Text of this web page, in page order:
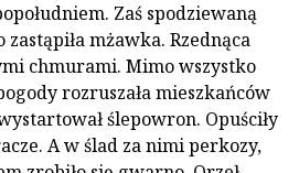
Zaś spodziewaną
mżawka. Rzednąca
chmurami. Mimo wszystko
rozruszała mieszkańców
ślepowron. Opuściły
A w ślad za nimi perkozy,